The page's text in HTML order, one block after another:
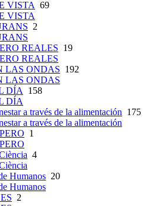
VISTA 69
VISTA
2
REALES 19
REALES
LAS ONDAS 192
LAS ONDAS
DÍA 158
DÍA
a través de la alimentación 175
a través de la alimentación
1
4
Humanos 20
Humanos
2